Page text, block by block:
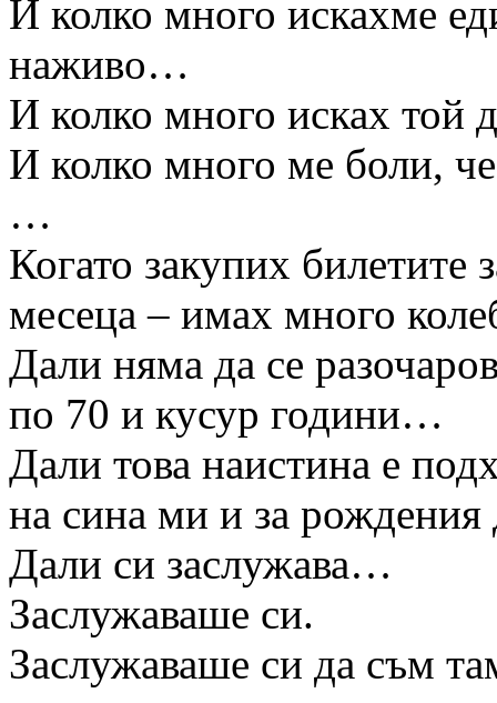
И колко много искахме
наживо…
И колко много исках той
И колко много ме боли,
…
Когато закупих билетите
месеца – имах много
Дали няма да се
по 70 и кусур години…
Дали това наистина е
на сина ми и за
Дали си заслужава…
Заслужаваше си.
Заслужаваше си да съм